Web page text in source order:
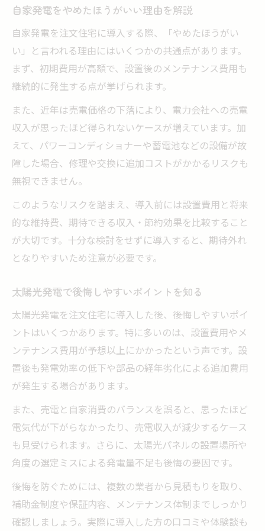
自家発電をやめたほうがいい理由を解説
自家発電を注文住宅に導入する際、「やめたほうがい
い」と言われる理由にはいくつかの共通点があります。
まず、初期費用が高額で、設置後のメンテナンス費用も
継続的に発生する点が挙げられます。
また、近年は売電価格の下落により、電力会社への売電
収入が思ったほど得られないケースが増えています。加
えて、パワーコンディショナーや蓄電池などの設備が故
障した場合、修理や交換に追加コストがかかるリスクも
無視できません。
このようなリスクを踏まえ、導入前には設置費用と将来
的な維持費、期待できる収入・節約効果を比較すること
が大切です。十分な検討をせずに導入すると、期待外れ
となりやすいため注意が必要です。
太陽光発電で後悔しやすいポイントを知る
太陽光発電を注文住宅に導入した後、後悔しやすいポイ
ントはいくつかあります。特に多いのは、設置費用やメ
ンテナンス費用が予想以上にかかったという声です。設
置後も発電効率の低下や部品の経年劣化による追加費用
が発生する場合があります。
また、売電と自家消費のバランスを誤ると、思ったほど
電気代が下がらなかったり、売電収入が減少するケース
も見受けられます。さらに、太陽光パネルの設置場所や
角度の選定ミスによる発電量不足も後悔の要因です。
後悔を防ぐためには、複数の業者から見積もりを取り、
補助金制度や保証内容、メンテナンス体制までしっかり
確認しましょう。実際に導入した方の口コミや体験談も